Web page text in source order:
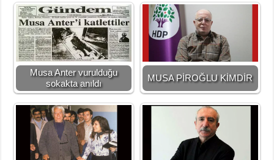
Musa Anter vurulduğu
sokakta anıldı
MUSA PİROĞLU KİMDİR